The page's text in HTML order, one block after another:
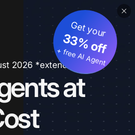
2026 *extended
at
Get your
33% off
+ free AI Agent